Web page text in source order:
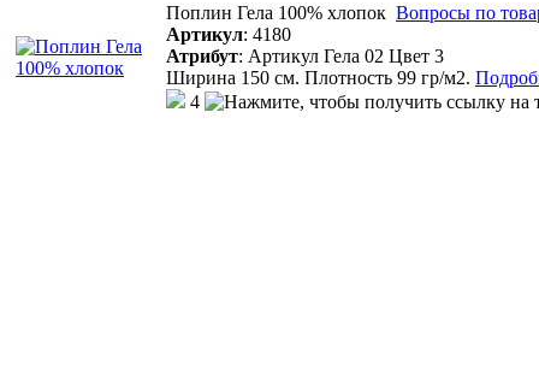
Поплин Гела 100% хлопок Вопросы по
Артикул: 4180
Атрибут: Артикул Гела 02 Цвет 3
Ширина 150 см. Плотность 99 гр/м2.
4